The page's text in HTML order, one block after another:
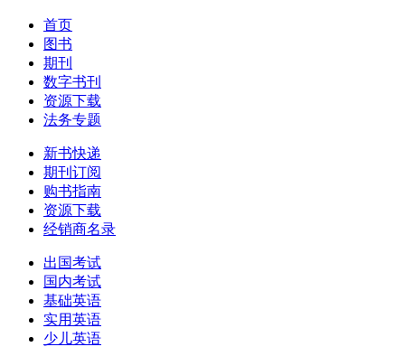
首页
图书
期刊
数字书刊
资源下载
法务专题
新书快递
期刊订阅
购书指南
资源下载
经销商名录
出国考试
国内考试
基础英语
实用英语
少儿英语